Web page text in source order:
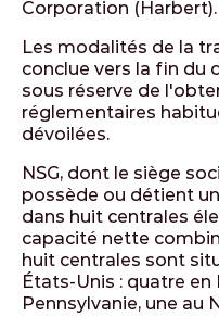
Corporation (Harbert).
Les modalités de la
conclue vers la fin du
sous réserve de
réglementaires
dévoilées.
NSG, dont le siège
possède ou détient
dans huit centrales
capacité nette
huit centrales sont
États-Unis : quatre en
Pennsylvanie, une au